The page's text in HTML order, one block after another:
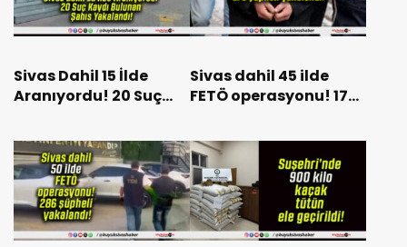
Sivas Dahil 15 İlde
Aranıyordu! 20 Suç
Yakalandı!
Sivas dahil 45 ilde
FETÖ operasyonu! 178